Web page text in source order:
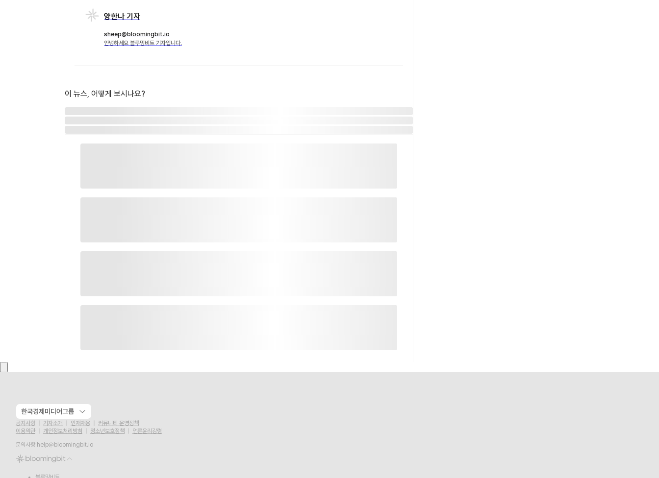
양한나 기자
sheep@bloomingbit.io
안녕하세요 블루밍비트 기자입니다.
이 뉴스, 어떻게 보시나요?
한국경제미디어그룹
공지사항 기자소개 인재채용
커뮤니티 운영정책
이용약관
개인정보처리방침 청소년보호정책
언론윤리강령
문의사항 help@bloomingbit.io